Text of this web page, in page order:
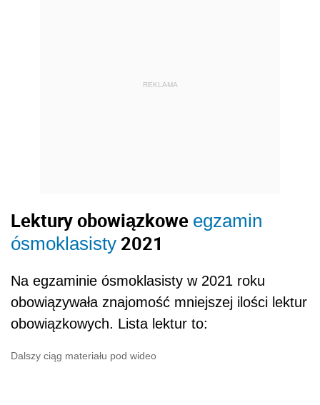
REKLAMA
Lektury obowiązkowe egzamin
ósmoklasisty 2021
Na egzaminie ósmoklasisty w 2021 roku
obowiązywała znajomość mniejszej ilości lektur
obowiązkowych. Lista lektur to:
Dalszy ciąg materiału pod wideo